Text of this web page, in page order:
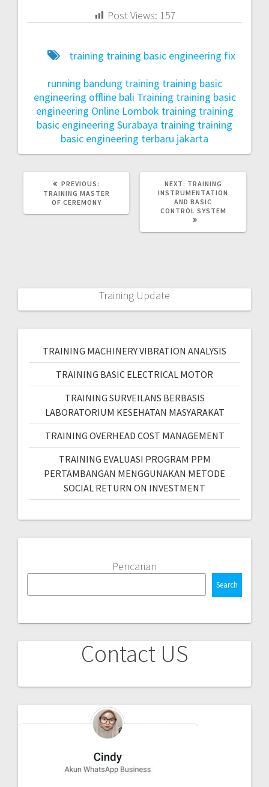
Post Views: 157
training training basic engineering fix
running bandung training training basic
engineering offline bali Training training basic
engineering Online Lombok training training
basic engineering Surabaya training training
basic engineering terbaru jakarta
PREVIOUS:
TRAINING MASTER
OF CEREMONY
NEXT: TRAINING
INSTRUMENTATION
AND BASIC
CONTROL SYSTEM
Training Update
TRAINING MACHINERY VIBRATION ANALYSIS
TRAINING BASIC ELECTRICAL MOTOR
TRAINING SURVEILANS BERBASIS
LABORATORIUM KESEHATAN MASYARAKAT
TRAINING OVERHEAD COST MANAGEMENT
TRAINING EVALUASI PROGRAM PPM
PERTAMBANGAN MENGGUNAKAN METODE
SOCIAL RETURN ON INVESTMENT
Pencarian
Search
Contact US